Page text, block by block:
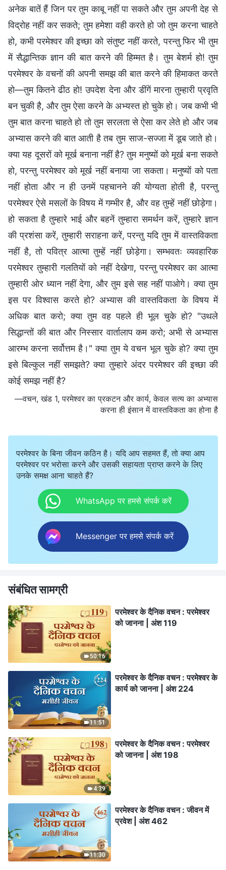
अनेक बातें हैं जिन पर तुम काबू नहीं पा सकते और तुम अपनी देह से
विद्रोह नहीं कर सकते; तुम हमेशा वही करते हो जो तुम करना चाहते
हो, कभी परमेश्वर की इच्छा को संतुष्ट नहीं करते, परन्तु फिर भी तुम
में सैद्धान्तिक ज्ञान की बात करने की हिम्मत है। तुम बेशर्म हो! तुम
परमेश्वर के वचनों की अपनी समझ की बात करने की हिमाकत करते
हो—तुम कितने ढीठ हो! उपदेश देना और डींगें मारना तुम्हारी प्रवृति
बन चुकी है, और तुम ऐसा करने के अभ्यस्त हो चुके हो। जब कभी भी
तुम बात करना चाहते हो तो तुम सरलता से ऐसा कर लेते हो और जब
अभ्यास करने की बात आती है तब तुम साज-सज्जा में डूब जाते हो।
क्या यह दूसरों को मूर्ख बनाना नहीं है? तुम मनुष्यों को मूर्ख बना सकते
हो, परन्तु परमेश्वर को मूर्ख नहीं बनाया जा सकता। मनुष्यों को पता
नहीं होता और न ही उनमें पहचानने की योग्यता होती है, परन्तु
परमेश्वर ऐसे मसलों के विषय में गम्भीर है, और वह तुम्हें नहीं छोड़ेगा।
हो सकता है तुम्हारे भाई और बहनें तुम्हारा समर्थन करें, तुम्हारे ज्ञान
की प्रशंसा करें, तुम्हारी सराहना करें, परन्तु यदि तुम में वास्तविकता
नहीं है, तो पवित्र आत्मा तुम्हें नहीं छोड़ेगा। सम्भवतः व्यवहारिक
परमेश्वर तुम्हारी गलतियों को नहीं देखेगा, परन्तु परमेश्वर का आत्मा
तुम्हारी ओर ध्यान नहीं देगा, और तुम इसे सह नहीं पाओगे। क्या तुम
इस पर विश्वास करते हो? अभ्यास की वास्तविकता के विषय में
अधिक बात करो; क्या तुम वह पहले ही भूल चुके हो? "उथले
सिद्धान्तों की बात और निस्सार वार्तालाप कम करो; अभी से अभ्यास
आरम्भ करना सर्वोत्तम है।" क्या तुम ये वचन भूल चुके हो? क्या तुम
इसे बिल्कुल नहीं समझते? क्या तुम्हारे अंदर परमेश्वर की इच्छा की
कोई समझ नहीं है?
—वचन, खंड 1, परमेश्वर का प्रकटन और कार्य, केवल सत्य का अभ्यास
करना ही इंसान में वास्तविकता का होना है
परमेश्वर के बिना जीवन कठिन है। यदि आप सहमत हैं, तो क्या आप
परमेश्वर पर भरोसा करने और उसकी सहायता प्राप्त करने के लिए
उनके समक्ष आना चाहते हैं?
WhatsApp पर हमसे संपर्क करें
Messenger पर हमसे संपर्क करें
संबंधित सामग्री
50:16
परमेश्वर के दैनिक वचन : परमेश्वर
को जानना | अंश 119
11:51
परमेश्वर के दैनिक वचन : परमेश्वर के
कार्य को जानना | अंश 224
4:39
परमेश्वर के दैनिक वचन : परमेश्वर
को जानना | अंश 198
11:30
परमेश्वर के दैनिक वचन : जीवन में
प्रवेश | अंश 462